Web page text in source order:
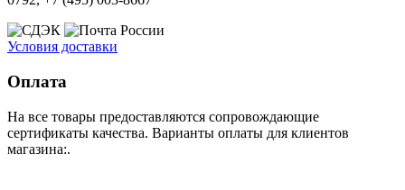
Условия доставки
Оплата
На все товары предоставляются сопровождающие
сертификаты качества. Варианты оплаты для клиентов
магазина:.